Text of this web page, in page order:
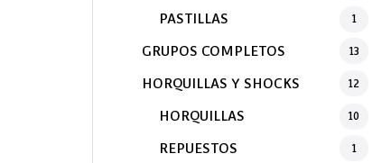
PASTILLAS 1
GRUPOS COMPLETOS 13
HORQUILLAS Y SHOCKS 12
HORQUILLAS 10
REPUESTOS 1